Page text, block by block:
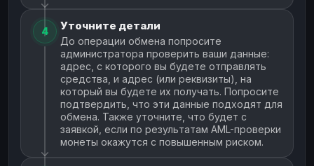
4 Уточните детали
До операции обмена попросите
администратора проверить ваши данные:
адрес, с которого вы будете отправлять
средства, и адрес (или реквизиты), на
который вы будете их получать. Попросите
подтвердить, что эти данные подходят для
обмена. Также уточните, что будет с
заявкой, если по результатам AML-проверки
монеты окажутся с повышенным риском.